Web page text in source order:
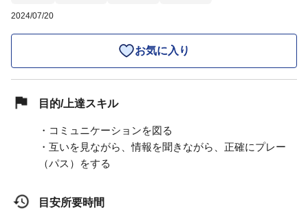
2024/07/20
お気に入り
目的/上達スキル
・コミュニケーションを図る
・互いを見ながら、情報を聞きながら、正確にプレー
（パス）をする
目安所要時間